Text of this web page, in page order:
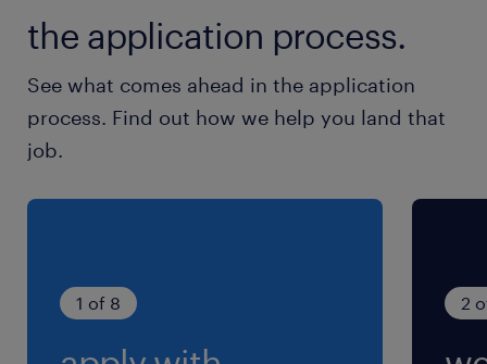
栄(愛知県)駅
休日休暇
シフト制
週2・3日休み
（1）8:00-20:15（実働9時間45分・休憩150分）
（2）20:00-8:15（実働9時間45分・休憩150分）
the application process.
See what comes ahead in the application
process. Find out how we help you land that
job.
1 of 8 2